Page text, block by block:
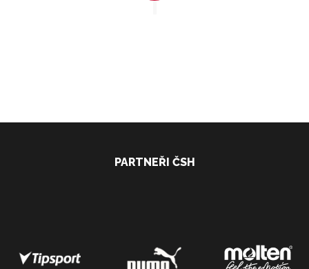
PARTNEŘI ČSH